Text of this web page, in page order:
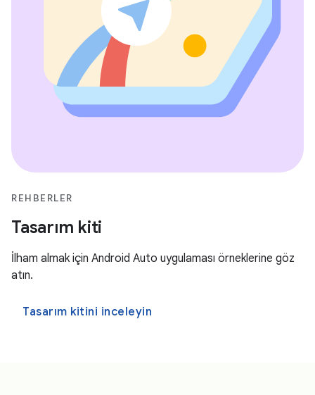
REHBERLER
Tasarım kiti
İlham almak için Android Auto uygulaması örneklerine göz
atın.
Tasarım kitini inceleyin